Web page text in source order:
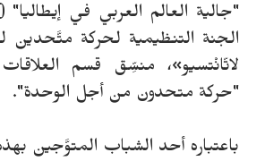
"جالية العالم العربي في
الجنة التنظيمية لحركة متَّحدين
لاتّانْتسيو»، منسِّق قسم
"حركة متحدون من أجل الوحدة".
باعتباره أحد الشباب المتوَّجين